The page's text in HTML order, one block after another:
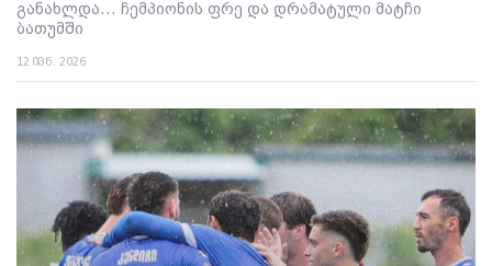
განახლდა... ჩემპიონის ფრე და დრამატული მატჩი
ბათუმში
12 ივნ. 2026